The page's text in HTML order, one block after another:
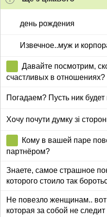
день рождения
Извечное..муж и
Давайте посмотрим,
счастливых в отношениях?
Погадаем? Пусть ник будет
Хочу почути думку зі
Кому в вашей паре
партнёром?
Знаете, самое страшное
которого стоило так
Не повезло женщинам..
которая за собой не следит